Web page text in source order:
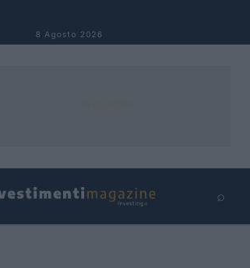
8 Agosto 2026
⌕